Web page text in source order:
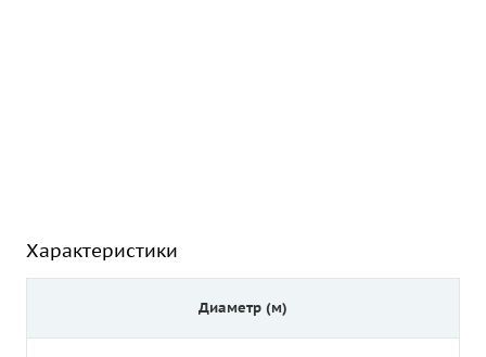
Характеристики
Диаметр (м)